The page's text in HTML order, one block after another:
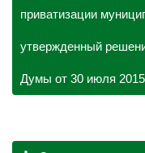
приватизации
утвержденный
Думы от 30 июля